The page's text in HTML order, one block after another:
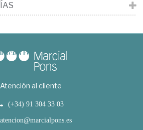
Atención al cliente
(+34) 91 304 33 03
atencion@marcialpons.es